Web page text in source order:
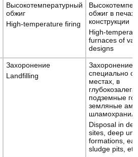
Высокотемпературный
обжиг
High-temperature firing
обжиг в печах
конструкции
High-
furnaces of
designs
Захоронение
Landfilling
Захоронение
специально
местах, в
подземные
земляные
Disposal in
sites, deep
formations,
sludge pits,